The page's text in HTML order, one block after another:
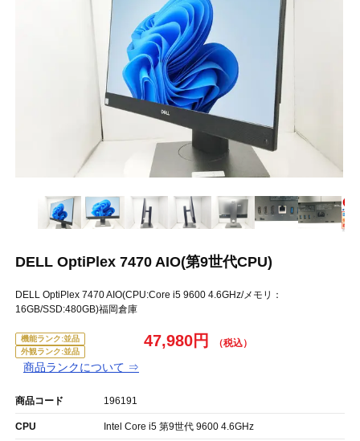
DELL OptiPlex 7470 AIO(第9世代CPU)
DELL OptiPlex 7470 AIO(CPU:Core i5 9600 4.6GHz/メモリ：
16GB/SSD:480GB)福岡倉庫
機能ランク:並品
外観ランク:並品
商品ランクについて ⇒
47,980円
商品コード 196191
CPU Intel Core i5 第9世代 9600 4.6GHz